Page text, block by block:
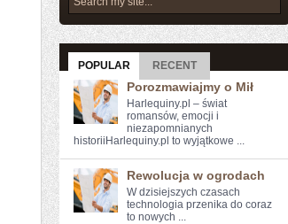
POPULAR RECENT
Porozmawiajmy o Mił
Harlequiny.pl – świat
romansów, emocji i
niezapomnianych
historiiHarlequiny.pl to wyjątkowe ...
Rewolucja w ogrodach
W dzisiejszych ‍czasach
technologia przenika do coraz​
to nowych ...